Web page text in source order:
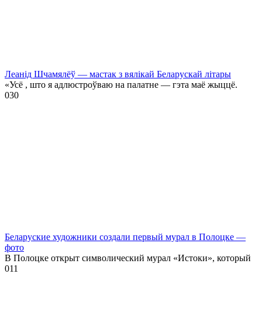
Леанід Шчамялёў — мастак з вялікай Беларускай літары
«Усё , што я адлюстроўваю на палатне — гэта маё жыццё.
030
Беларуские художники создали первый мурал в Полоцке —
фото
В Полоцке открыт символический мурал «Истоки», который
011